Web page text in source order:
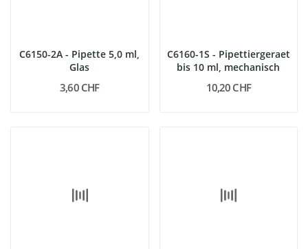
C6150-2A - Pipette 5,0 ml,
Glas
3,60 CHF
C6160-1S - Pipettiergeraet
bis 10 ml, mechanisch
10,20 CHF